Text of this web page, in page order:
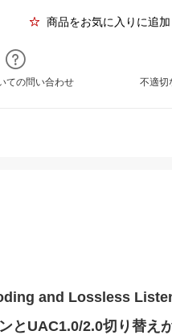
商品をお気に入りに追加
ての問い合わせ 不適切
and Lossless
とUAC1.0/2.0切り替え